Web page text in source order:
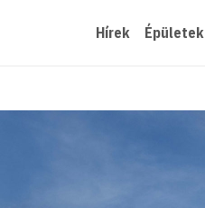
Hírek Épületek